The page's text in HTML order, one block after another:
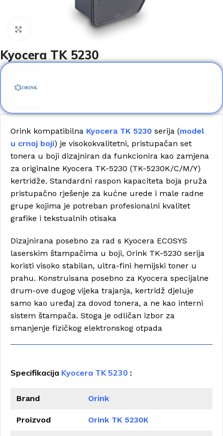
Kyocera TK 5230
Orink kompatibilna Kyocera TK 5230 serija (model
u crnoj boji) je visokokvalitetni, pristupačan set
tonera u boji dizajniran da funkcionira kao zamjena
za originalne Kyocera TK-5230 (TK-5230K/C/M/Y)
kertridže. Standardni raspon kapaciteta boja pruža
pristupačno rješenje za kućne urede i male radne
grupe kojima je potreban profesionalni kvalitet
grafike i tekstualnih otisaka
Dizajnirana posebno za rad s Kyocera ECOSYS
laserskim štampačima u boji, Orink TK-5230 serija
koristi visoko stabilan, ultra-fini hemijski toner u
prahu. Konstruisana posebno za Kyocera specijalne
drum-ove dugog vijeka trajanja, kertridž djeluje
samo kao uređaj za dovod tonera, a ne kao interni
sistem štampača. Stoga je odličan izbor za
smanjenje fizičkog elektronskog otpada
Specifikacija Kyocera TK 5230 :
Brand Orink
Proizvod Orink TK 5230K